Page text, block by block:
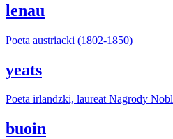
lenau
Poeta austriacki (1802-1850)
yeats
Poeta irlandzki, laureat Nagrody
buoin